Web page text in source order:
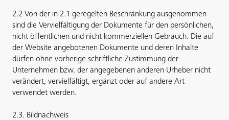
2.2 Von der in 2.1 geregelten Beschränkung ausgenommen
sind die Vervielfältigung der Dokumente für den persönlichen,
nicht öffentlichen und nicht kommerziellen Gebrauch. Die auf
der Website angebotenen Dokumente und deren Inhalte
dürfen ohne vorherige schriftliche Zustimmung der
Unternehmen bzw. der angegebenen anderen Urheber nicht
verändert, vervielfältigt, ergänzt oder auf andere Art
verwendet werden.
2.3. Bildnachweis